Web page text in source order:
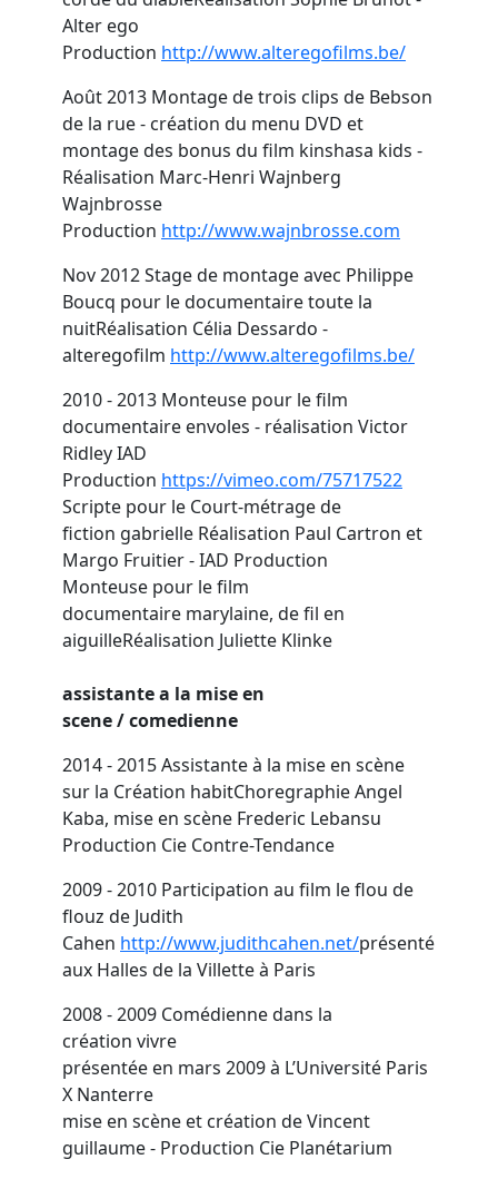
Alter ego
Production http://www.alteregofilms.be/
Août 2013 Montage de trois clips de Bebson
de la rue - création du menu DVD et
montage des bonus du film kinshasa kids -
Réalisation Marc-Henri Wajnberg
Wajnbrosse
Production http://www.wajnbrosse.com
Nov 2012Stage de montage avec Philippe
Boucq pour le documentairetoute la
nuitRéalisation Célia Dessardo -
alteregofilm http://www.alteregofilms.be/
2010 - 2013 Monteuse pour le film
documentaire envoles - réalisation Victor
Ridley IAD
Production https://vimeo.com/75717522
Scripte pour le Court-métrage de
fiction gabrielle Réalisation Paul Cartron et
Margo Fruitier - IAD Production
Monteuse pour le film
documentaire marylaine, de fil en
aiguilleRéalisation Juliette Klinke
assistante a la mise en
scene/comedienne
2014 - 2015Assistante à la mise en scène
sur la Création habitChoregraphie Angel
Kaba, mise en scène Frederic Lebansu
Production Cie Contre-Tendance
2009 - 2010 Participation au film le flou de
flouz de Judith
Cahen http://www.judithcahen.net/présenté
aux Halles de la Villette à Paris
2008 - 2009 Comédienne dans la
création vivre
présentée en mars 2009 à L’Université Paris
X Nanterre
mise en scène et création de Vincent
guillaume - Production Cie Planétarium